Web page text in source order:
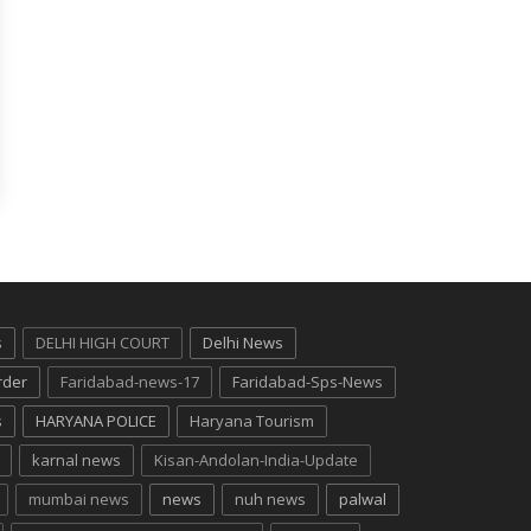
DELHI HIGH COURT
Delhi News
Faridabad-news-17
Faridabad-Sps-News
HARYANA POLICE
Haryana Tourism
karnal news
Kisan-Andolan-India-Update
mumbai news
news nuh news
palwal